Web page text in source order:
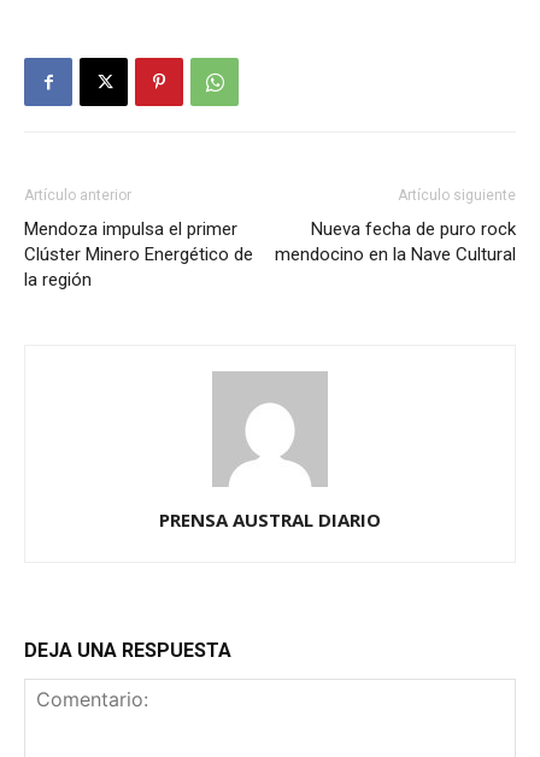
Artículo anterior
Mendoza impulsa el primer
Clúster Minero Energético de
la región
Artículo siguiente
Nueva fecha de puro rock
mendocino en la Nave Cultural
PRENSA AUSTRAL DIARIO
DEJA UNA RESPUESTA